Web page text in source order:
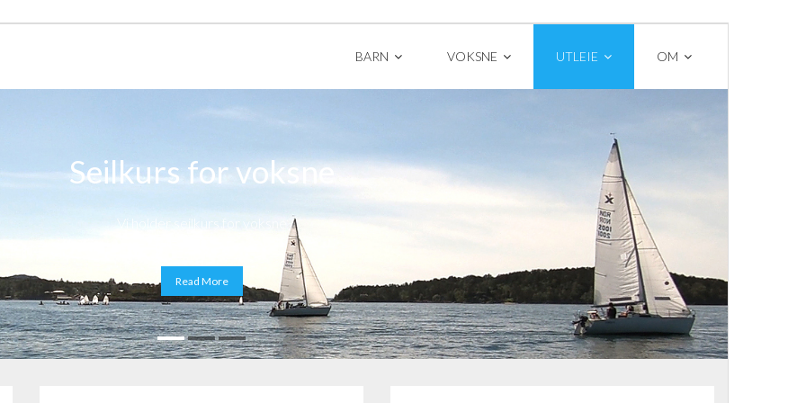
BARN VOKSNE UTLEIE OM
Seilkurs for voksne
Vi holder seilkurs for voksne
Read More